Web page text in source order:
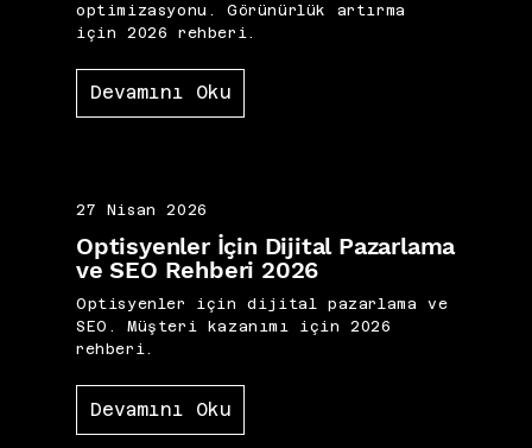
optimizasyonu. Görünürlük artırma
için 2026 rehberi.
Devamını Oku
27 Nisan 2026
Optisyenler İçin Dijital Pazarlama
ve SEO Rehberi 2026
Optisyenler için dijital pazarlama ve
SEO. Müşteri kazanımı için 2026
rehberi.
Devamını Oku